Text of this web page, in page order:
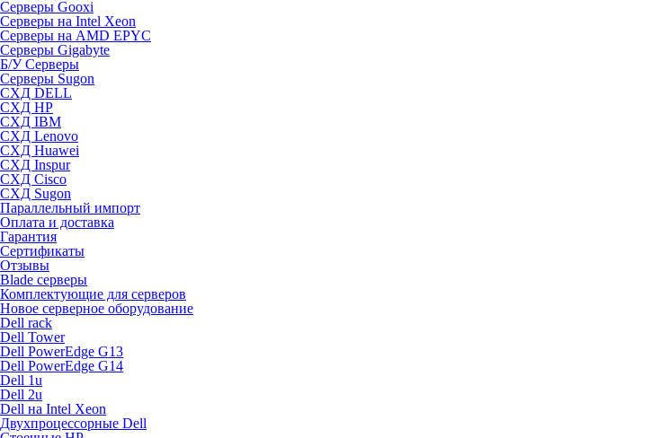
Серверы Gooxi
Серверы на Intel Xeon
Серверы на AMD EPYC
Серверы Gigabyte
Б/У Серверы
Серверы Sugon
СХД DELL
СХД HP
СХД IBM
СХД Lenovo
СХД Huawei
СХД Inspur
СХД Cisco
СХД Sugon
Параллельный импорт
Оплата и доставка
Гарантия
Сертификаты
Отзывы
Blade серверы
Комплектующие для серверов
Новое серверное оборудование
Dell rack
Dell Tower
Dell PowerEdge G13
Dell PowerEdge G14
Dell 1u
Dell 2u
Dell на Intel Xeon
Двухпроцессорные Dell